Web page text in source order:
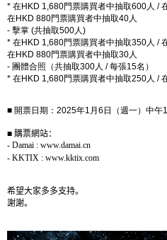
* 在HKD 1,680門票購買者中抽取600人 /
在HKD 880門票購買者中抽取40人
- 擊掌 (共抽取500人)
* 在HKD 1,680門票購買者中抽取350人 /
在HKD 880門票購買者中抽取30人
- 團體合照（共抽取300人 /每張15名）
* 在HKD 1,680門票購買者中抽取250人 /
■ 開票日期： 2025年1 月6 日（週一）中午
■ 購票網站：
- Damai : www.damai.cn
- KKTIX : www.kktix.com
希望大家多多支持。
謝謝。